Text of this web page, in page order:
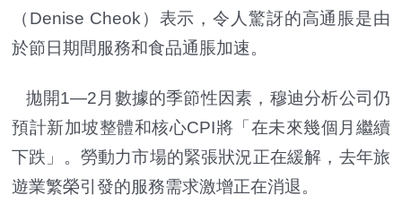
（Denise Cheok）表示，令人驚訝的高通脹是由
於節日期間服務和食品通脹加速。
拋開1—2月數據的季節性因素，穆迪分析公司仍
預計新加坡整體和核心CPI將「在未來幾個月繼續
下跌」。勞動力市場的緊張狀況正在緩解，去年旅
遊業繁榮引發的服務需求激增正在消退。